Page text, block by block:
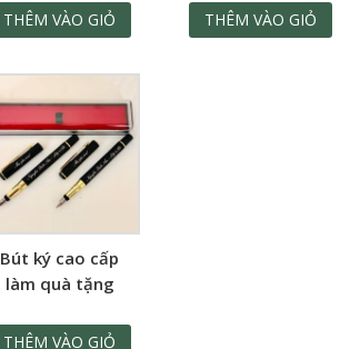
THÊM VÀO GIỎ THÊM VÀO GIỎ
Bút ký cao cấp
làm quà tặng
THÊM VÀO GIỎ